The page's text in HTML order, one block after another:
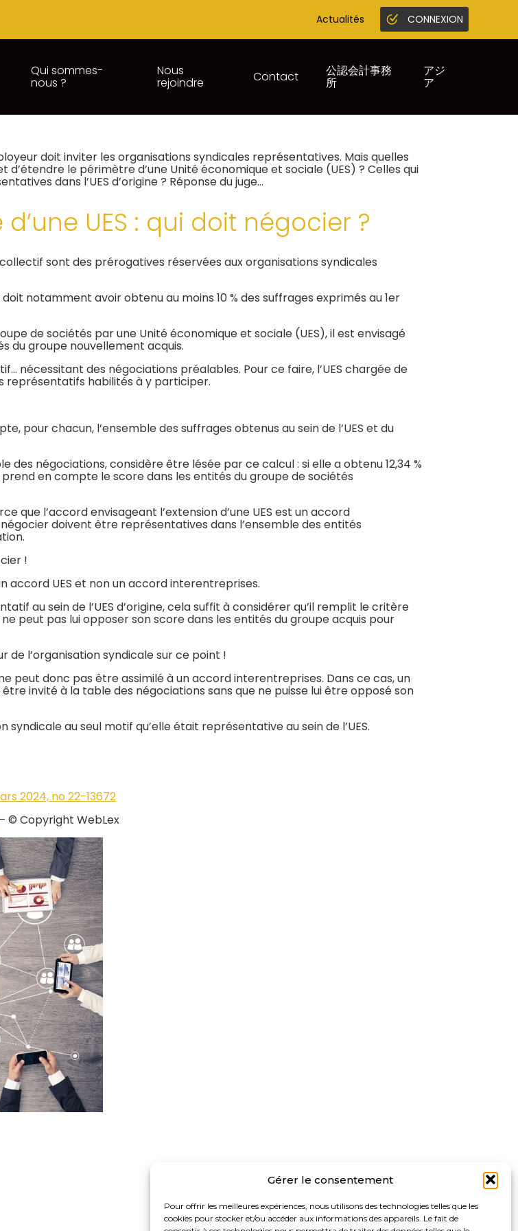
Gérer le consentement
Pour offrir les meilleures expériences, nous utilisons des technologies telles que les
cookies pour stocker et/ou accéder aux informations des appareils. Le fait de
Actualités CONNEXION
Qui sommes-
nous ?
Nous
rejoindre Contact 公認会計事務
所
アジ
ア
UN SYNDICAT S’ESTIME LÉSÉ…
doit inviter les organisations syndicales représentatives. Mais quelles
le périmètre d’une Unité économique et sociale (UES) ? Celles qui
dans l’UES d’origine ? Réponse du juge…
UES : qui doit négocier ?
sont des prérogatives réservées aux organisations syndicales
notamment avoir obtenu au moins 10 % des suffrages exprimés au 1er
de sociétés par une Unité économique et sociale (UES), il est envisagé
du groupe nouvellement acquis.
nécessitant des négociations préalables. Pour ce faire, l’UES chargée de
représentatifs habilités à y participer.
pour chacun, l’ensemble des suffrages obtenus au sein de l’UES et du
des négociations, considère être lésée par ce calcul : si elle a obtenu 12,34 %
prend en compte le score dans les entités du groupe de sociétés
que l’accord envisageant l’extension d’une UES est un accord
doivent être représentatives dans l’ensemble des entités
!
accord UES et non un accord interentreprises.
au sein de l’UES d’origine, cela suffit à considérer qu’il remplit le critère
peut pas lui opposer son score dans les entités du groupe acquis pour
de l’organisation syndicale sur ce point !
peut donc pas être assimilé à un accord interentreprises. Dans ce cas, un
invité à la table des négociations sans que ne puisse lui être opposé son
au seul motif qu’elle était représentative au sein de l’UES.
2024, no 22-13672
– © Copyright WebLex